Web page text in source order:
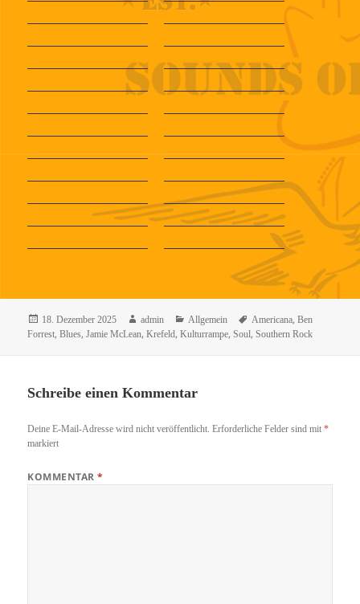
Veröffentlicht
am
18. Dezember 2025 Autor
admin Kategorien
Allgemein Schlagwörter
Americana,Ben
Forrest,Blues,Jamie McLean,Krefeld,Kulturrampe,Soul,Southern Rock
Schreibe einen Kommentar
Deine E-Mail-Adresse wird nicht veröffentlicht. Erforderliche Felder sind mit*
markiert
KOMMENTAR*